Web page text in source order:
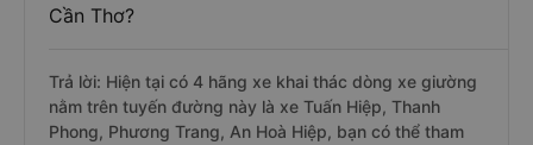
Cần Thơ?
Trả lời: Hiện tại có 4 hãng xe khai thác dòng xe giường
nằm trên tuyến đường này là xe Tuấn Hiệp, Thanh
Phong, Phương Trang, An Hoà Hiệp, bạn có thể tham